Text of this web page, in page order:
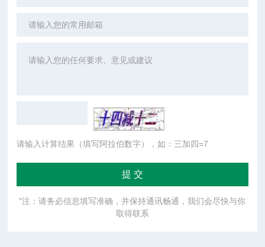
请输入计算结果（填写阿拉伯数字），如：三加四=7
"注：请务必信息填写准确，并保持通讯畅通，我们会尽快与你
取得联系